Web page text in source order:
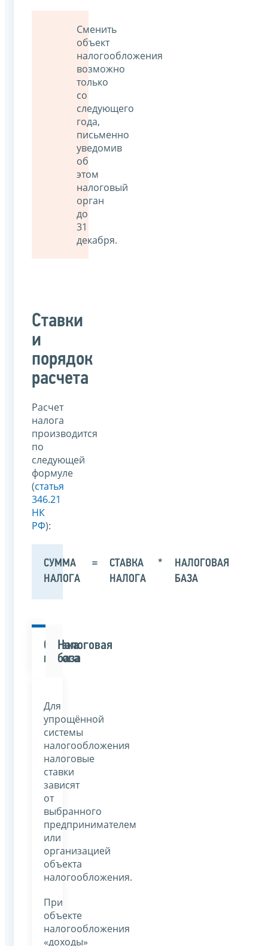
Сменить
объект
налогообложения
возможно
только
со
следующего
года,
письменно
уведомив
об
этом
налоговый
орган
до
31
декабря.
Ставки
и
порядок
расчета
Расчет
налога
производится
по
следующей
формуле
(статья
346.21
НК
РФ):
СУММА
НАЛОГА
=
СТАВКА
НАЛОГА
*
НАЛОГОВАЯ
БАЗА
Ставка
налога
Налоговая
база
Для
упрощённой
системы
налогообложения
налоговые
ставки
зависят
от
выбранного
предпринимателем
или
организацией
объекта
налогообложения.
При
объекте
налогообложения
«доходы»